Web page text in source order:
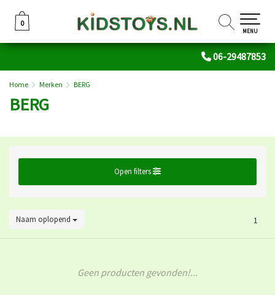
06-29487853
0
0
MENU
Home Merken BERG
BERG
Open filters
Naam oplopend 1
Geen producten gevonden!...